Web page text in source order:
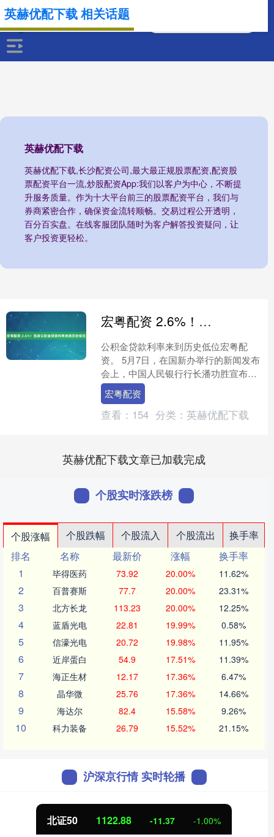
英赫优配下载
英赫优配下载,长沙配资公司,最大最正规股票配资,配资股
票配资平台一流,炒股配资App:我们以客户为中心，不断提
升服务质量。作为十大平台前三的股票配资平台，我们与
券商紧密合作，确保资金流转顺畅。交易过程公开透明，
百分百实盘。在线客服团队随时为客户解答投资疑问，让
客户投资更轻松。
英赫优配下载 相关话题
宏粤配资 2.6%！住房公积金贷款利率来到历史低位
公积金贷款利率来到历史低位宏粤配
资。 5月7日，在国新办举行的新闻发布
会上，中国人民银行行长潘功胜宣布，
将下调个人住房公积金贷款利率0.25个
百分点。 这也是央....
宏粤配资
查看： 154 分类： 英赫优配下载
英赫优配下载文章已加载完成
个股实时涨跌榜
个股涨幅 个股跌幅 个股流入 个股流出
换手率
排名
名称 最新价 涨幅
换手率
1
毕得医药 73.92 20.00% 11.62%
2 百普赛斯 77.7 20.00% 23.31%
3 北方长龙 113.23 20.00% 12.25%
4 蓝盾光电 22.81 19.99% 0.58%
5 信濠光电 20.72 19.98% 11.95%
6 近岸蛋白 54.9 17.51% 11.39%
7 海正生材 12.17 17.36% 6.47%
8 晶华微 25.76 17.36% 14.66%
9 海达尔 82.4 15.58% 9.26%
10 科力装备 26.79 15.52% 21.15%
沪深京行情 实时轮播
北证50 1122.88 -11.37 -1.00%